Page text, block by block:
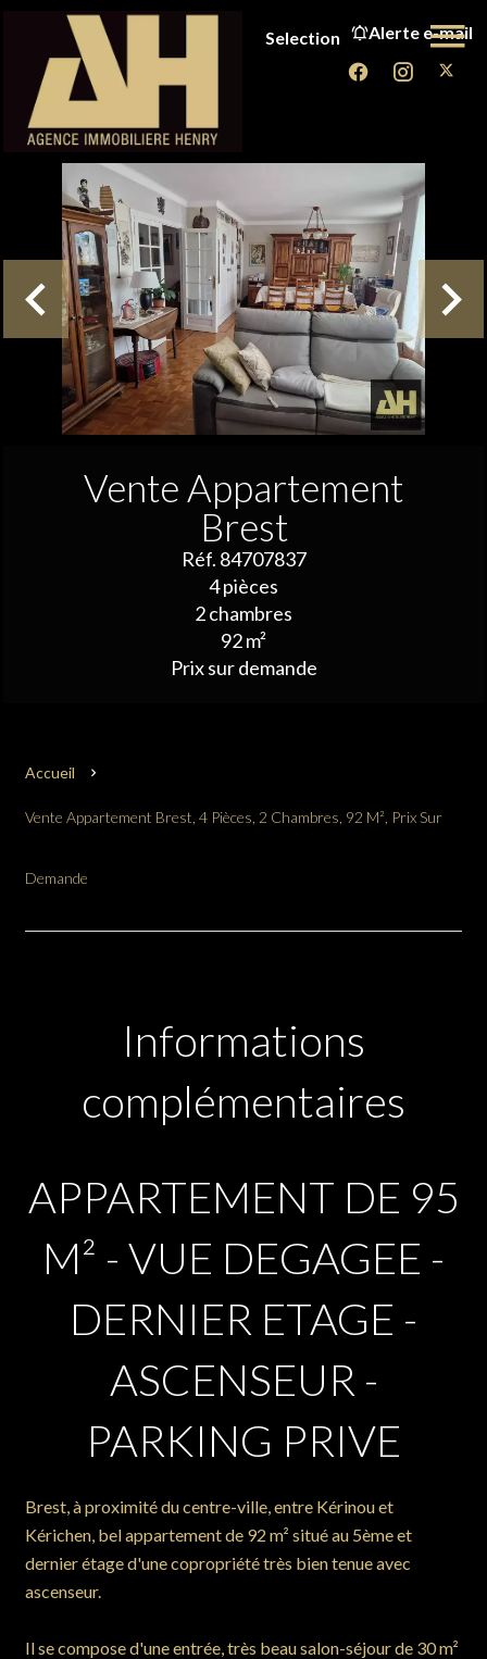
Selection Alerte e-mail
Vente Appartement
Brest
Réf. 84707837
4 pièces
2 chambres
92 m²
Prix sur demande
Accueil
Vente Appartement Brest, 4 Pièces, 2 Chambres, 92 M², Prix Sur
Demande
Informations
complémentaires
APPARTEMENT DE 95
M² - VUE DEGAGEE -
DERNIER ETAGE -
ASCENSEUR -
PARKING PRIVE
Brest, à proximité du centre-ville, entre Kérinou et
Kérichen, bel appartement de 92 m² situé au 5ème et
dernier étage d'une copropriété très bien tenue avec
ascenseur.
Il se compose d'une entrée, très beau salon-séjour de 30 m²